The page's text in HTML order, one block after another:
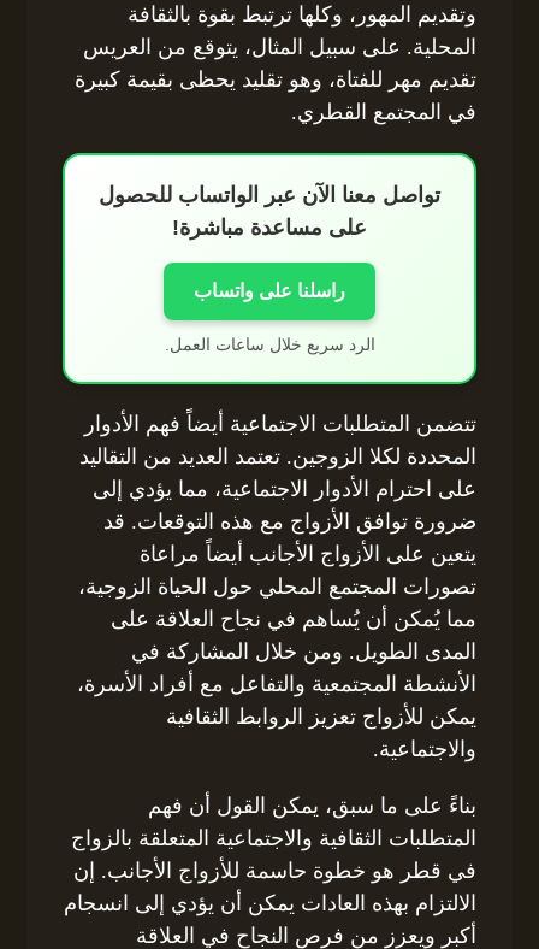
وتقديم المهور، وكلها ترتبط بقوة بالثقافة
المحلية. على سبيل المثال، يتوقع من العريس
تقديم مهر للفتاة، وهو تقليد يحظى بقيمة كبيرة
في المجتمع القطري.
تواصل معنا الآن عبر الواتساب للحصول
على مساعدة مباشرة!
راسلنا على واتساب
الرد سريع خلال ساعات العمل.
تتضمن المتطلبات الاجتماعية أيضاً فهم الأدوار
المحددة لكلا الزوجين. تعتمد العديد من التقاليد
على احترام الأدوار الاجتماعية، مما يؤدي إلى
ضرورة توافق الأزواج مع هذه التوقعات. قد
يتعين على الأزواج الأجانب أيضاً مراعاة
تصورات المجتمع المحلي حول الحياة الزوجية،
مما يُمكن أن يُساهم في نجاح العلاقة على
المدى الطويل. ومن خلال المشاركة في
الأنشطة المجتمعية والتفاعل مع أفراد الأسرة،
يمكن للأزواج تعزيز الروابط الثقافية
والاجتماعية.
بناءً على ما سبق، يمكن القول أن فهم
المتطلبات الثقافية والاجتماعية المتعلقة بالزواج
في قطر هو خطوة حاسمة للأزواج الأجانب. إن
الالتزام بهذه العادات يمكن أن يؤدي إلى انسجام
أكبر ويعزز من فرص النجاح في العلاقة